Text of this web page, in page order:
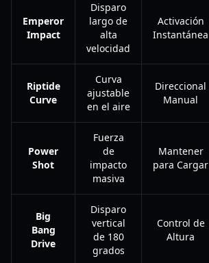
Emperor
Impact
Disparo
largo de
alta
velocidad
Activación
Instantánea
Riptide
Curve
Curva
ajustable
en el aire
Direccional
Manual
Power
Shot
Fuerza
de
impacto
masiva
Mantener
para Cargar
Big
Bang
Drive
Disparo
vertical
de 180
grados
Control de
Altura